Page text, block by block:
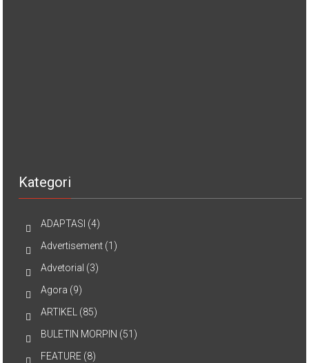
Kategori
ADAPTASI (4)
Advertisement (1)
Advetorial (3)
Agora (9)
ARTIKEL (85)
BULETIN MORPIN (51)
FEATURE (8)